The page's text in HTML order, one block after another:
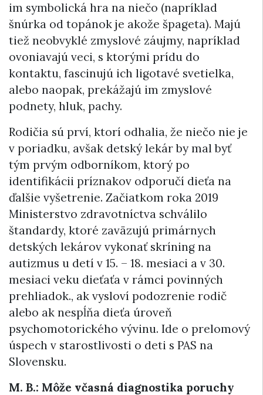
im symbolická hra na niečo (napríklad
šnúrka od topánok je akože špageta). Majú
tiež neobvyklé zmyslové záujmy, napríklad
ovoniavajú veci, s ktorými prídu do
kontaktu, fascinujú ich ligotavé svetielka,
alebo naopak, prekážajú im zmyslové
podnety, hluk, pachy.
Rodičia sú prví, ktorí odhalia, že niečo nie je
v poriadku, avšak detský lekár by mal byť
tým prvým odborníkom, ktorý po
identifikácii príznakov odporučí dieťa na
ďalšie vyšetrenie. Začiatkom roka 2019
Ministerstvo zdravotníctva schválilo
štandardy, ktoré zaväzujú primárnych
detských lekárov vykonať skríning na
autizmus u detí v 15. – 18. mesiaci a v 30.
mesiaci veku dieťaťa v rámci povinných
prehliadok., ak vysloví podozrenie rodič
alebo ak nespĺňa dieťa úroveň
psychomotorického vývinu. Ide o prelomový
úspech v starostlivosti o deti s PAS na
Slovensku.
M. B.: Môže včasná diagnostika poruchy